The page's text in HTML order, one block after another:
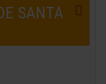
SANTA